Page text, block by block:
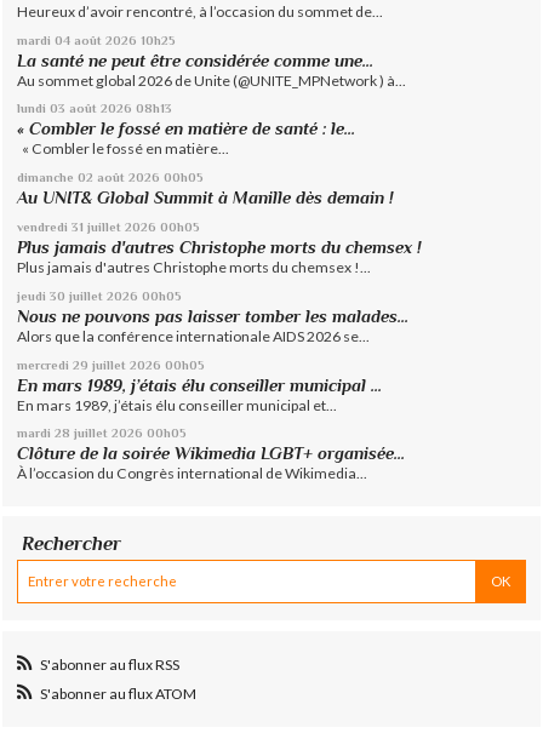
Heureux d’avoir rencontré, à l’occasion du sommet de...
mardi 04 août 2026 10h25
La santé ne peut être considérée comme une...
Au sommet global 2026 de Unite (@UNITE_MPNetwork ) à...
lundi 03 août 2026 08h13
« Combler le fossé en matière de santé : le...
« Combler le fossé en matière...
dimanche 02 août 2026 00h05
Au UNIT& Global Summit à Manille dès demain !
vendredi 31 juillet 2026 00h05
Plus jamais d'autres Christophe morts du chemsex !
Plus jamais d'autres Christophe morts du chemsex !...
jeudi 30 juillet 2026 00h05
Nous ne pouvons pas laisser tomber les malades...
Alors que la conférence internationale AIDS 2026 se...
mercredi 29 juillet 2026 00h05
En mars 1989, j’étais élu conseiller municipal ...
En mars 1989, j’étais élu conseiller municipal et...
mardi 28 juillet 2026 00h05
Clôture de la soirée Wikimedia LGBT+ organisée...
À l’occasion du Congrès international de Wikimedia...
Rechercher
S'abonner au flux RSS
S'abonner au flux ATOM